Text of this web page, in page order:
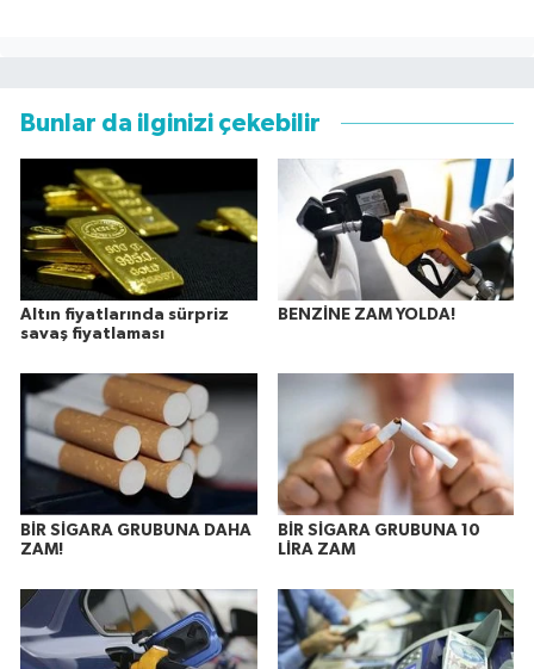
Bunlar da ilginizi çekebilir
Altın fiyatlarında sürpriz
savaş fiyatlaması
BENZİNE ZAM YOLDA!
BİR SİGARA GRUBUNA DAHA
ZAM!
BİR SİGARA GRUBUNA 10
LİRA ZAM